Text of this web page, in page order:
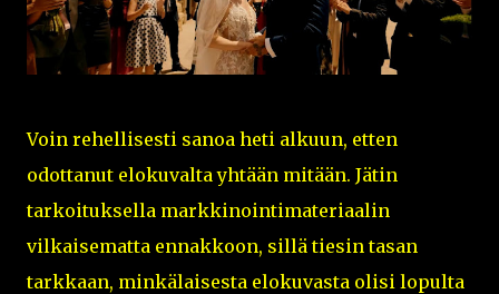
Voin rehellisesti sanoa heti alkuun, etten
odottanut elokuvalta yhtään mitään. Jätin
tarkoituksella markkinointimateriaalin
vilkaisematta ennakkoon, sillä tiesin tasan
tarkkaan, minkälaisesta elokuvasta olisi lopulta